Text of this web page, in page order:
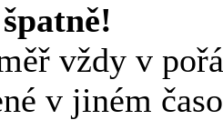
vždy v
v jiném